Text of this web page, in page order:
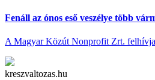
Fenáll az ónos eső veszélye több
A Magyar Közút Nonprofit Zrt. felhívja
kreszvaltozas.hu